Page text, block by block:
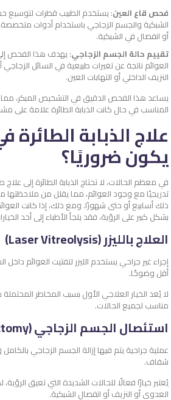
فحص قاع العين: يستخدم الطبيب قطرات لتوسيع
الشبكية والجسم الزجاجي باستخدام أدوات
أو انفصال في الشبكية.
تقييم حالة الجسم الزجاجي: يهدف هذا الفحص
العوائم ناتجة عن تغيرات طبيعية في السائل
النزيف الداخلي أو التهابات العين.
يساعد هذا الفحص الدقيق في التشخيص المبكر، مما
المناسب في حال كانت الذبابة الطائرة علامة على
علاج الذبابة
يكون ضروريًا؟
في معظم الحالات، لا تحتاج الذبابة الطائرة إلى
تدريجيًا مع وجود العوائم، مما يقلل من
ذلك أسابيع أو حتى شهورًا. ومع ذلك، إذا كانت
بشكل كبير على الرؤية، فقد يلجأ الأطباء إلى أحد
العلاج بالليزر (Laser Vitreolysis)
إجراء غير جراحي يستخدم الليزر لتفتيت العوائم
أقل وضوحًا.
لا يُعد الخيار العلاجي الأول بسبب المخاطر
مناسب لجميع الحالات.
استئصال الجسم الزجاجي (Vitrectomy
عملية جراحية يتم فيها إزالة الجسم الزجاجي
شفاف.
يُعتبر خيارًا فعالًا للحالات الشديدة التي تعيق
العدوى أو النزيف أو انفصال الشبكية.